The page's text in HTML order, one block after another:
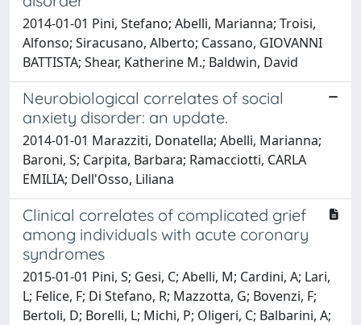
2014-01-01 Pini, Stefano; Abelli, Marianna; Troisi,
Alfonso; Siracusano, Alberto; Cassano, GIOVANNI
BATTISTA; Shear, Katherine M.; Baldwin, David
Neurobiological correlates of social
anxiety disorder: an update.
2014-01-01 Marazziti, Donatella; Abelli, Marianna;
Baroni, S; Carpita, Barbara; Ramacciotti, CARLA
EMILIA; Dell'Osso, Liliana
Clinical correlates of complicated grief
among individuals with acute coronary
syndromes
2015-01-01 Pini, S; Gesi, C; Abelli, M; Cardini, A; Lari,
L; Felice, F; Di Stefano, R; Mazzotta, G; Bovenzi, F;
Bertoli, D; Borelli, L; Michi, P; Oligeri, C; Balbarini, A;